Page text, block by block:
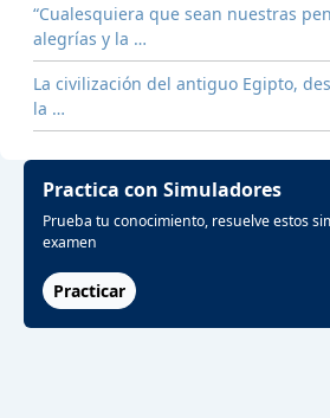
“Cualesquiera que sean nuestras
alegrías y la …
La civilización del antiguo Egipto,
la …
Practica con Simuladores
Prueba tu conocimiento, resuelve estos
examen
Practicar